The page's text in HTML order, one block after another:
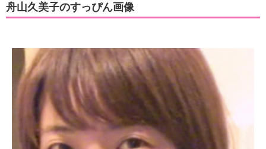
舟山久美子のすっぴん画像